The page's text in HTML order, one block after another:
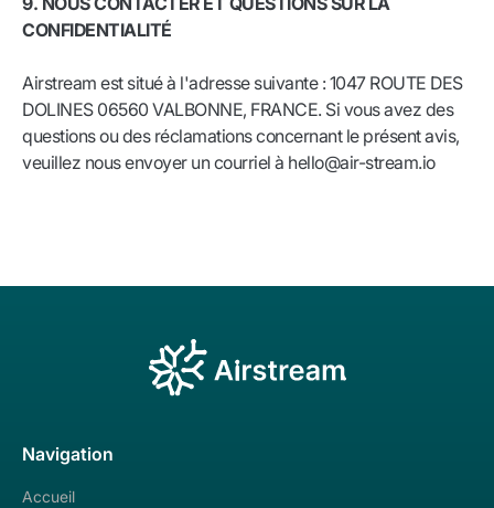
CONFIDENTIALITÉ
Airstream est situé à l'adresse suivante : 1047 ROUTE DES
DOLINES 06560 VALBONNE, FRANCE. Si vous avez des
questions ou des réclamations concernant le présent avis,
veuillez nous envoyer un courriel à hello@air-stream.io
Navigation
Accueil